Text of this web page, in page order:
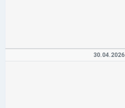
30.04.2026